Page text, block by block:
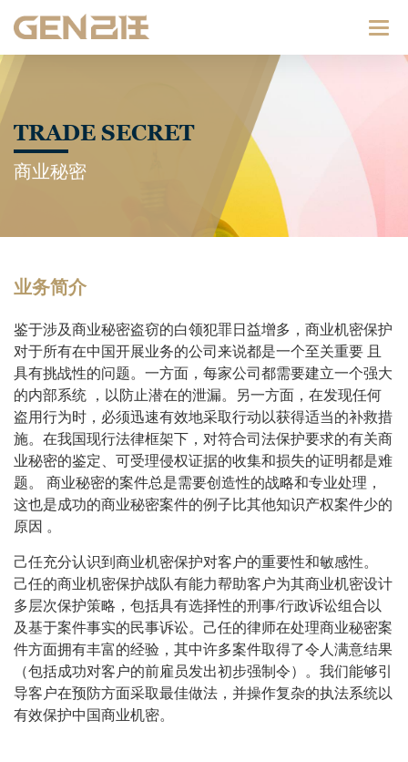
TRADE SECRET
商业秘密
业务简介
鉴于涉及商业秘密盗窃的白领犯罪日益增多，商业机密保护
对于所有在中国开展业务的公司来说都是一个至关重要 且
具有挑战性的问题。一方面，每家公司都需要建立一个强大
的内部系统 ，以防止潜在的泄漏。另一方面，在发现任何
盗用行为时，必须迅速有效地采取行动以获得适当的补救措
施。在我国现行法律框架下，对符合司法保护要求的有关商
业秘密的鉴定、可受理侵权证据的收集和损失的证明都是难
题。 商业秘密的案件总是需要创造性的战略和专业处理，
这也是成功的商业秘密案件的例子比其他知识产权案件少的
原因 。
己任充分认识到商业机密保护对客户的重要性和敏感性。
己任的商业机密保护战队有能力帮助客户为其商业机密设计
多层次保护策略，包括具有选择性的刑事/行政诉讼组合以
及基于案件事实的民事诉讼。己任的律师在处理商业秘密案
件方面拥有丰富的经验，其中许多案件取得了令人满意结果
（包括成功对客户的前雇员发出初步强制令）。我们能够引
导客户在预防方面采取最佳做法，并操作复杂的执法系统以
有效保护中国商业机密。